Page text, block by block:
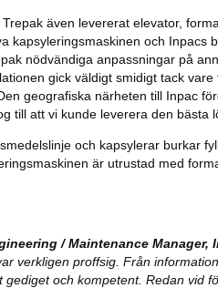
även levererat elevator,
kapsyleringsmaskinen och Inpacs
nödvändiga anpassningar på
gick väldigt smidigt tack vare
geografiska närheten till Inpac
till att vi kunde leverera den bästa
och kapsylerar burkar
är utrustad med
/ Maintenance Manager,
verkligen proffsig. Från
gediget och kompetent. Redan vid